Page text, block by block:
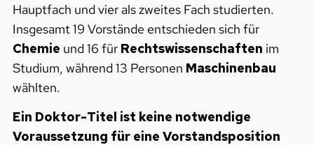
Hauptfach und vier als zweites Fach studierten.
Insgesamt 19 Vorstände entschieden sich für
Chemie und 16 für Rechtswissenschaften im
Studium, während 13 Personen Maschinenbau
wählten.
Ein Doktor-Titel ist keine notwendige
Voraussetzung für eine Vorstandsposition